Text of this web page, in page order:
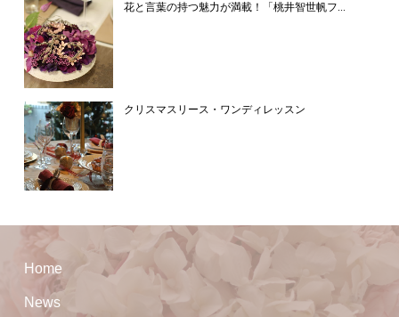
花と言葉の持つ魅力が満載！「桃井智世帆フ...
クリスマスリース・ワンディレッスン
Home
News